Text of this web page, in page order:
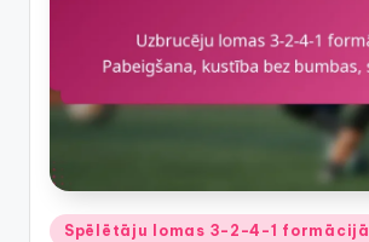
Posted
Spēlētāju lomas 3-2-4-1 formācijā